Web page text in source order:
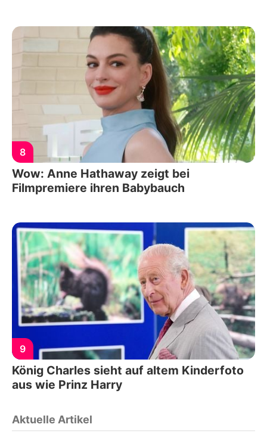
8
Wow: Anne Hathaway zeigt bei
Filmpremiere ihren Babybauch
9
König Charles sieht auf altem Kinderfoto
aus wie Prinz Harry
Aktuelle Artikel